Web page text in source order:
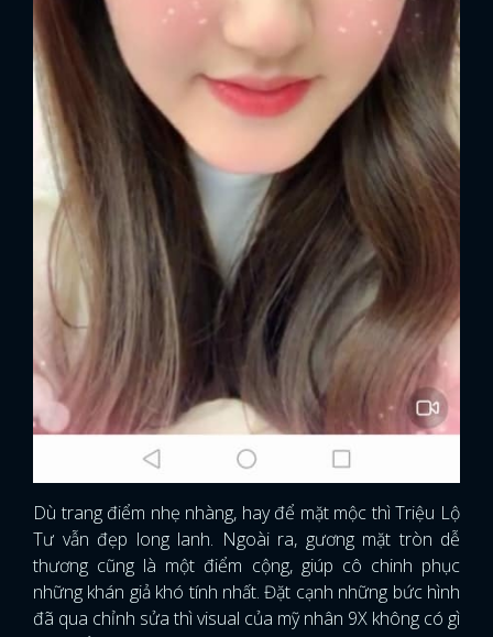
Dù trang điểm nhẹ nhàng, hay để mặt mộc thì Triệu Lộ
Tư vẫn đẹp long lanh. Ngoài ra, gương mặt tròn dễ
thương cũng là một điểm cộng, giúp cô chinh phục
những khán giả khó tính nhất. Đặt cạnh những bức hình
đã qua chỉnh sửa thì visual của mỹ nhân 9X không có gì